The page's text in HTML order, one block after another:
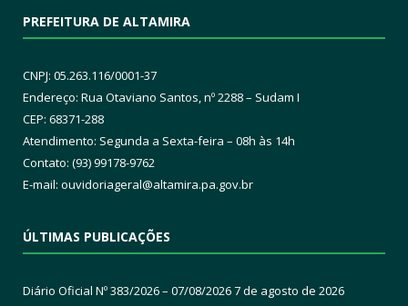
PREFEITURA DE ALTAMIRA
CNPJ: 05.263.116/0001-37
Endereço: Rua Otaviano Santos, nº 2288 – Sudam I
CEP: 68371-288
Atendimento: Segunda a Sexta-feira – 08h às 14h
Contato: (93) 99178-9762
E-mail: ouvidoriageral@altamira.pa.gov.br
ÚLTIMAS PUBLICAÇÕES
Diário Oficial Nº 383/2026 – 07/08/20267 de agosto de 2026